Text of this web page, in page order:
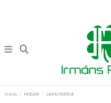
Inicio HOGAR JARDINERIA